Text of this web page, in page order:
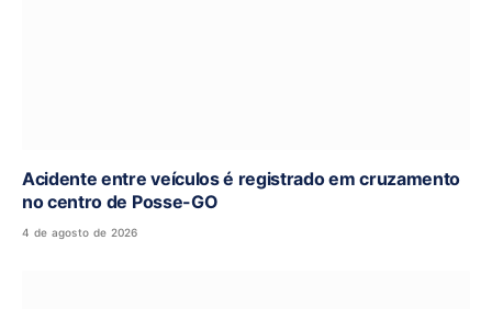
Acidente entre veículos é registrado em cruzamento
no centro de Posse-GO
4 de agosto de 2026